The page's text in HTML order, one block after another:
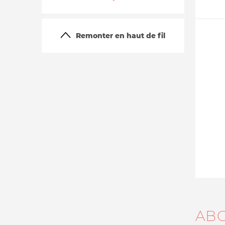
Remonter en haut de fil